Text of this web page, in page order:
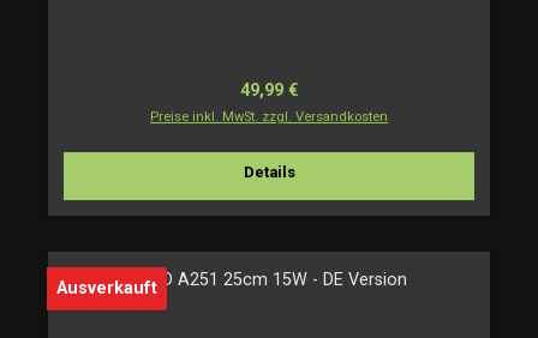
Regulärer Preis:
49,99 €
Preise inkl. MwSt. zzgl. Versandkosten
Details
Ausverkauft